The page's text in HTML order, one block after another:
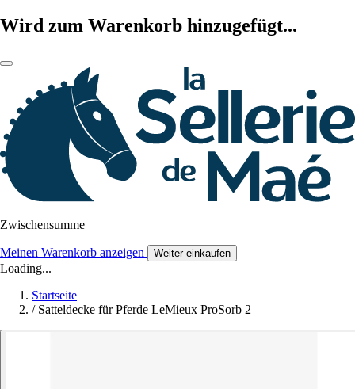
Wird zum Warenkorb hinzugefügt...
Zwischensumme
Meinen Warenkorb anzeigen Weiter einkaufen
Loading...
Startseite
/ Satteldecke für Pferde LeMieux ProSorb 2